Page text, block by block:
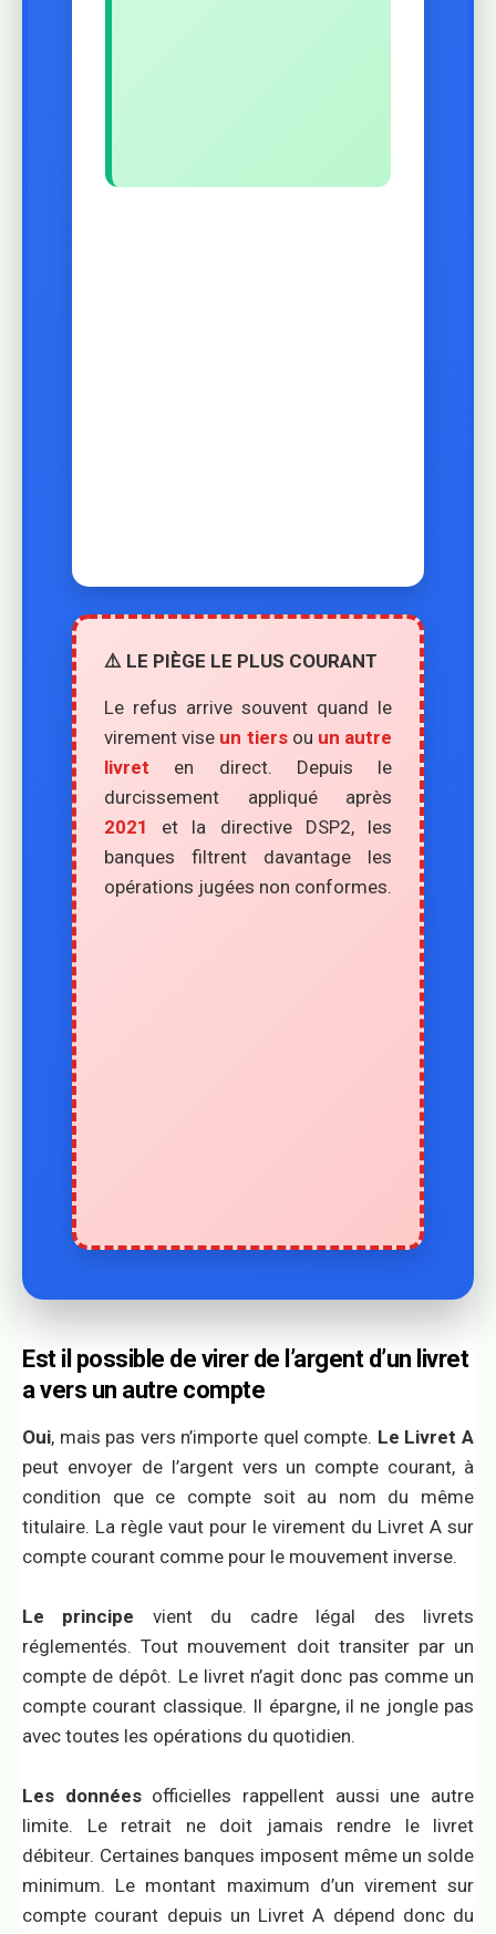
⚠️ LE PIÈGE LE PLUS COURANT
Le refus arrive souvent quand le
virement vise un tiersou un autre
livret en direct. Depuis le
durcissement appliqué après
2021
et la directive DSP2, les
banques filtrent davantage les
opérations jugées non conformes.
Est il possible de virer de l’argent d’un livret
a vers un autre compte
Oui, mais pas vers n’importe quel compte. Le Livret A
peut envoyer de l’argent vers un compte courant, à
condition que ce compte soit au nom du même
titulaire. La règle vaut pour le virement du Livret A sur
compte courant comme pour le mouvement inverse.
Le principe vient du cadre légal des livrets
réglementés. Tout mouvement doit transiter par un
compte de dépôt. Le livret n’agit donc pas comme un
compte courant classique. Il épargne, il ne jongle pas
avec toutes les opérations du quotidien.
Les donnéesofficielles rappellent aussi une autre
limite. Le retrait ne doit jamais rendre le livret
débiteur. Certaines banques imposent même un solde
minimum. Le montant maximum d’un virement sur
compte courant depuis un Livret A dépend donc du